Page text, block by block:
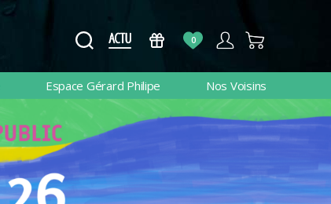
0
Espace Gérard Philipe Nos Voisins